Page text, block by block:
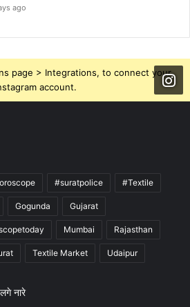
ago
page > Integrations, to connect your
account.
#suratpolice #Textile
Gogunda Gujarat
Mumbai Rajasthan
Textile Market Udaipur
नारे